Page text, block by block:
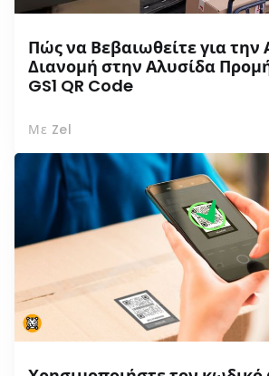
Πώς να Βεβαιωθείτε για την
Διανομή στην Αλυσίδα
GS1 QR Code
Με Zel